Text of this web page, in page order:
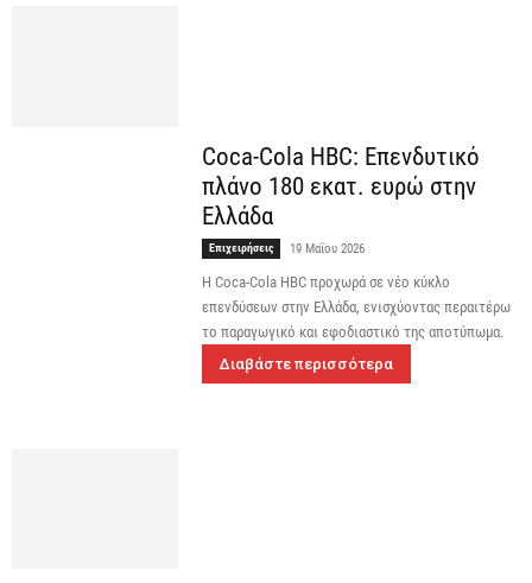
Coca-Cola HBC: Επενδυτικό
πλάνο 180 εκατ. ευρώ στην
Ελλάδα
Επιχειρήσεις 19 Μαΐου 2026
Η Coca-Cola HBC προχωρά σε νέο κύκλο
επενδύσεων στην Ελλάδα, ενισχύοντας περαιτέρω
το παραγωγικό και εφοδιαστικό της αποτύπωμα.
Διαβάστε περισσότερα